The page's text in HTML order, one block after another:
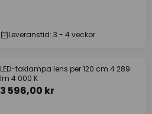
Leveranstid: 3 - 4 veckor
LED-taklampa lens per 120 cm 4 289
lm 4 000 K
3 596,00 kr